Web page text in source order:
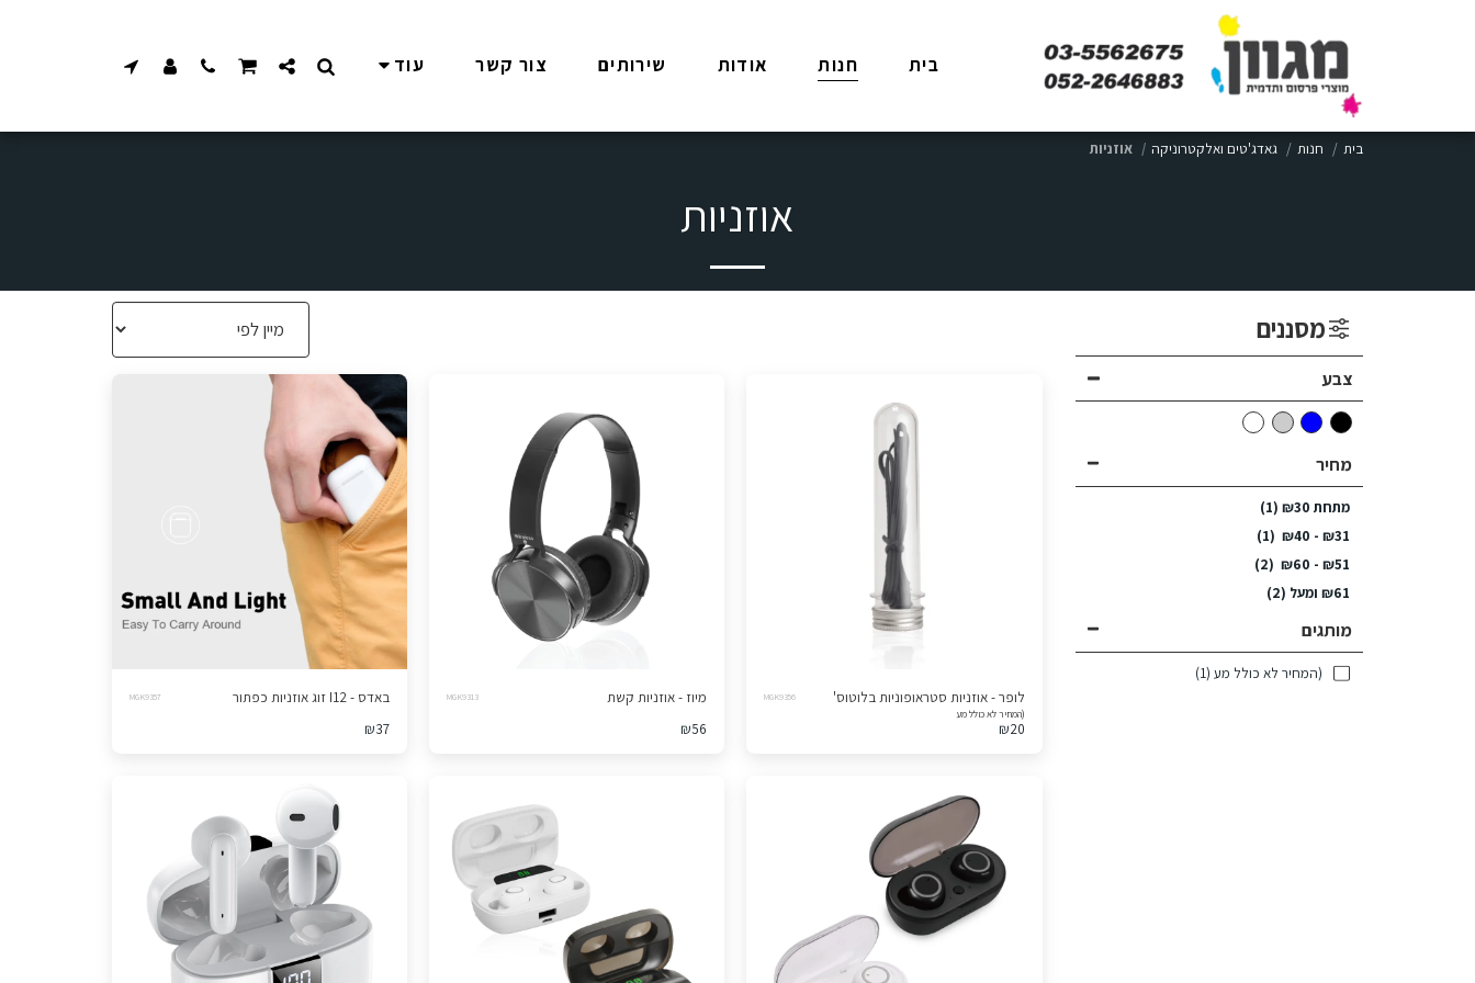
בית חנות אודות שירותים צור קשר עוד
בית חנות גאדג'טים ואלקטרוניקה אוזניות
אוזניות
מסננים
מחיר
מתחת ₪30
(1)
₪31
-
₪40
(1)
₪51
-
₪60
(2)
₪61 ומעל (2)
מותגים
(המחיר לא כולל מע(1)
צבע
לופר - אוזניות סטראופוניות בלוטוס' MGK9356
(המחיר לא כולל מע
₪20
מיוז - אוזניות קשת MGK9313
₪56
באדס - I12 זוג אוזניות כפתור MGK9357
₪37